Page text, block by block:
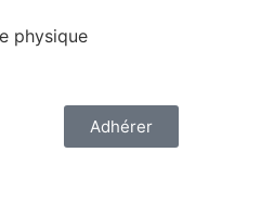
physique
Adhérer